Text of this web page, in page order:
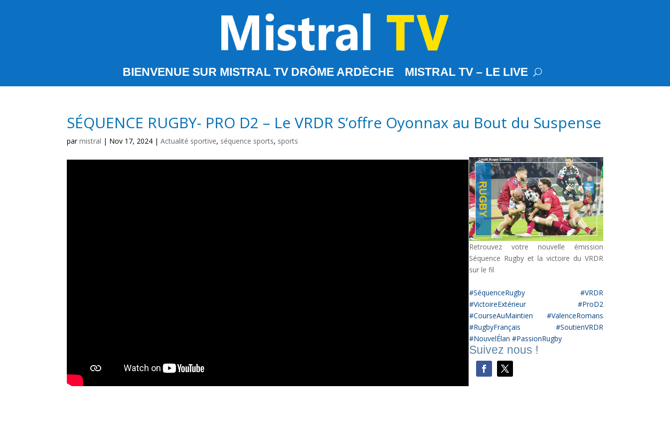
BIENVENUE SUR MISTRAL TV DRÔME ARDÈCHE MISTRAL TV – LE LIVE
SÉQUENCE RUGBY- PRO D2 – Le VRDR S’offre Oyonnax au Bout du Suspense
parmistral | Nov 17, 2024 |Actualité sportive, séquence sports, sports
Retrouvez votre nouvelle émission
Séquence Rugby et la victoire du VRDR
sur le fil
#SéquenceRugby #VRDR
#VictoireExtérieur #ProD2
#CourseAuMaintien #ValenceRomans
#RugbyFrançais #SoutienVRDR
#NouvelÉlan #PassionRugby
Suivez nous !